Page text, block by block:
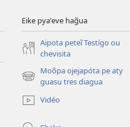
Eike pyaʼeve hag̃ua
Aipota peteĩ Testígo ou
chevisita
Moõpa ojejapóta pe aty
guasu tres diagua
(abre
nuevaVidéo